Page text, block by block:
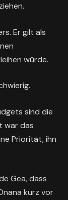
Er gilt als
würde.
sind die
war das
Priorität, ihn
Gea, dass
kurz vor